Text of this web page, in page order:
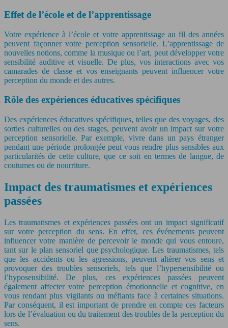
Effet de l’école et de l’apprentissage
Votre expérience à l’école et votre apprentissage au fil des années
peuvent façonner votre perception sensorielle. L’apprentissage de
nouvelles notions, comme la musique ou l’art, peut développer votre
sensibilité auditive et visuelle. De plus, vos interactions avec vos
camarades de classe et vos enseignants peuvent influencer votre
perception du monde et des autres.
Rôle des expériences éducatives spécifiques
Des expériences éducatives spécifiques, telles que des voyages, des
sorties culturelles ou des stages, peuvent avoir un impact sur votre
perception sensorielle. Par exemple, vivre dans un pays étranger
pendant une période prolongée peut vous rendre plus sensibles aux
particularités de cette culture, que ce soit en termes de langue, de
coutumes ou de nourriture.
Impact des traumatismes et expériences
passées
Les traumatismes et expériences passées ont un impact significatif
sur votre perception du sens. En effet, ces événements peuvent
influencer votre manière de percevoir le monde qui vous entoure,
tant sur le plan sensoriel que psychologique. Les traumatismes, tels
que les accidents ou les agressions, peuvent altérer vos sens et
provoquer des troubles sensoriels, tels que l’hypersensibilité ou
l’hyposensibilité. De plus, ces expériences passées peuvent
également affecter votre perception émotionnelle et cognitive, en
vous rendant plus vigilants ou méfiants face à certaines situations.
Par conséquent, il est important de prendre en compte ces facteurs
lors de l’évaluation ou du traitement des troubles de la perception du
sens.